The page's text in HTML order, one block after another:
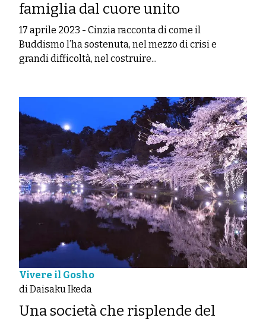
famiglia dal cuore unito
17 aprile 2023 - Cinzia racconta di come il
Buddismo l’ha sostenuta, nel mezzo di crisi e
grandi difficoltà, nel costruire...
Vivere il Gosho
di Daisaku Ikeda
Una società che risplende del